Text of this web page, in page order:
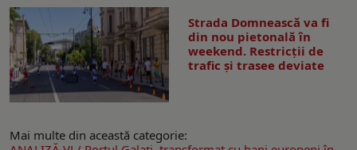
Strada Domnească va fi
din nou pietonală în
weekend. Restricţii de
trafic şi trasee deviate
Mai multe din această categorie: